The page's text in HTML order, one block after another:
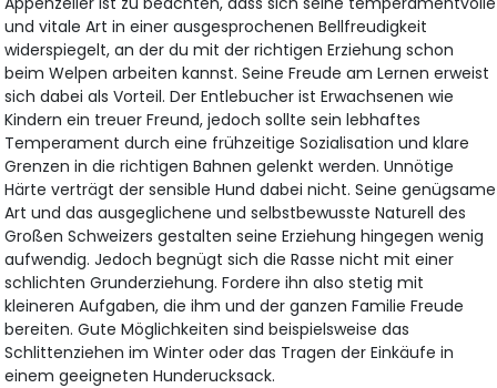
und vitale Art in einer ausgesprochenen Bellfreudigkeit
widerspiegelt, an der du mit der richtigen Erziehung schon
beim Welpen arbeiten kannst. Seine Freude am Lernen erweist
sich dabei als Vorteil. Der Entlebucher ist Erwachsenen wie
Kindern ein treuer Freund, jedoch sollte sein lebhaftes
Temperament durch eine frühzeitige Sozialisation und klare
Grenzen in die richtigen Bahnen gelenkt werden. Unnötige
Härte verträgt der sensible Hund dabei nicht. Seine genügsame
Art und das ausgeglichene und selbstbewusste Naturell des
Großen Schweizers gestalten seine Erziehung hingegen wenig
aufwendig. Jedoch begnügt sich die Rasse nicht mit einer
schlichten Grunderziehung. Fordere ihn also stetig mit
kleineren Aufgaben, die ihm und der ganzen Familie Freude
bereiten. Gute Möglichkeiten sind beispielsweise das
Schlittenziehen im Winter oder das Tragen der Einkäufe in
einem geeigneten Hunderucksack.